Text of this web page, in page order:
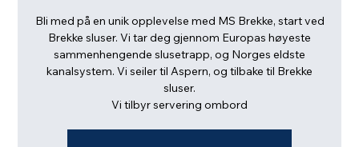
Bli med på en unik opplevelse med MS Brekke, start ved
Brekke sluser. Vi tar deg gjennom Europas høyeste
sammenhengende slusetrapp, og Norges eldste
kanalsystem. Vi seiler til Aspern, og tilbake til Brekke
sluser.
Vi tilbyr servering ombord